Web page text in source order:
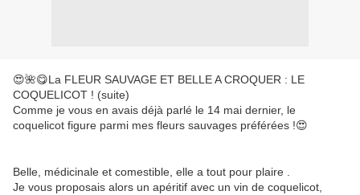
😍🌺😋La FLEUR SAUVAGE ET BELLE A CROQUER : LE
COQUELICOT ! (suite)
Comme je vous en avais déjà parlé le 14 mai dernier, le
coquelicot figure parmi mes fleurs sauvages préférées !😍
Belle, médicinale et comestible, elle a tout pour plaire .
Je vous proposais alors un apéritif avec un vin de coquelicot,